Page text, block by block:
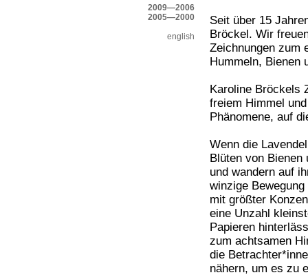
2009—2006
2005—2000
english
Seit über 15
Bröckel. Wir
Zeichnungen zum
Hummeln, Bienen
Karoline Bröckels
freiem Himmel
Phänomene, auf
Wenn die
Blüten von Bienen
und wandern auf
winzige
mit größter
eine Unzahl
Papieren
zum achtsamen
die
nähern, um es zu